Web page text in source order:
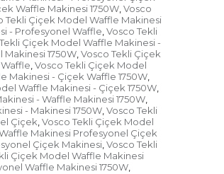
Waffle Makinesi 1750W, Vosco
Tekli Çiçek Model Waffle Makinesi
- Profesyonel Waffle, Vosco Tekli
Çiçek Model Waffle Makinesi -
1750W, Vosco Tekli Çiçek
, Vosco Tekli Çiçek Model
Makinesi - Çiçek Waffle 1750W,
Waffle Makinesi - Çiçek 1750W,
- Waffle Makinesi 1750W,
- Makinesi 1750W, Vosco Tekli
Çiçek, Vosco Tekli Çiçek Model
Makinesi Profesyonel Çiçek
Çiçek Makinesi, Vosco Tekli
Çiçek Model Waffle Makinesi
Waffle Makinesi 1750W,